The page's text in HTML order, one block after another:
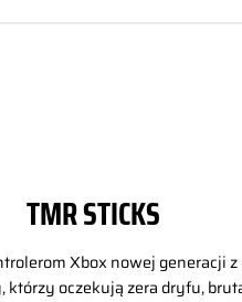
TMR STICKS
Xbox nowej generacji
którzy oczekują zera dryfu,